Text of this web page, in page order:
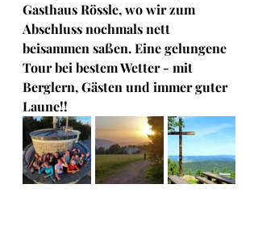
Gasthaus Rössle, wo wir zum
Abschluss nochmals nett
beisammen saßen. Eine gelungene
Tour bei bestem Wetter - mit
Berglern, Gästen und immer guter
Laune!!